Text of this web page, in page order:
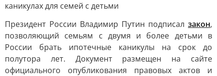
каникулах для семей с детьми
Президент России Владимир Путин подписал закон,
позволяющий семьям с двумя и более детьми в
России брать ипотечные каникулы на срок до
полутора лет. Документ размещен на сайте
официального опубликования правовых актов и